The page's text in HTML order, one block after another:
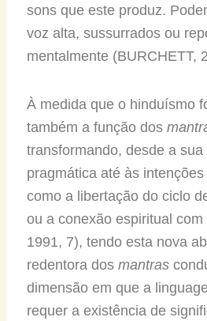
sons que este produz.
voz alta, sussurrados ou
mentalmente (BURCHETT,
À medida que o hinduísmo
também a função dos
transformando, desde a
pragmática até às
como a libertação do ciclo
ou a conexão espiritual
1991, 7), tendo esta nova
redentora dos mantras
dimensão em que a
requer a existência de